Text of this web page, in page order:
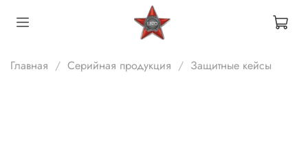
Главная Серийная продукция Защитные кейсы